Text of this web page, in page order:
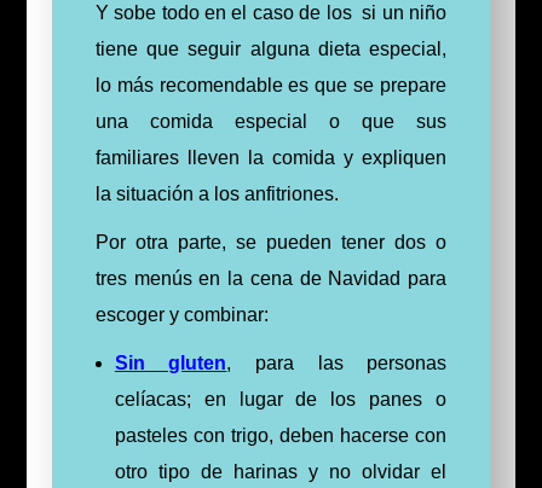
Y sobe todo en el caso de los si un niño
tiene que seguir alguna dieta especial,
lo más recomendable es que se prepare
una comida especial o que sus
familiares lleven la comida y expliquen
la situación a los anfitriones.
Por otra parte, se pueden tener dos o
tres menús en la cena de Navidad para
escoger y combinar:
Sin gluten, para las personas
celíacas; en lugar de los panes o
pasteles con trigo, deben hacerse con
otro tipo de harinas y no olvidar el